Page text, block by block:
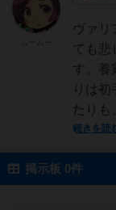
ヴァリ
ても
す。養
りは
たりも
続きを読
掲示板 0件